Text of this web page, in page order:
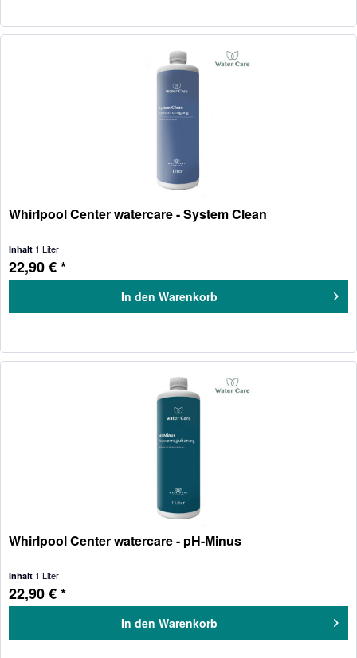
Whirlpool Center watercare - System Clean
Inhalt 1 Liter
22,90 € *
In den Warenkorb
Whirlpool Center watercare - pH-Minus
Inhalt 1 Liter
22,90 € *
In den Warenkorb